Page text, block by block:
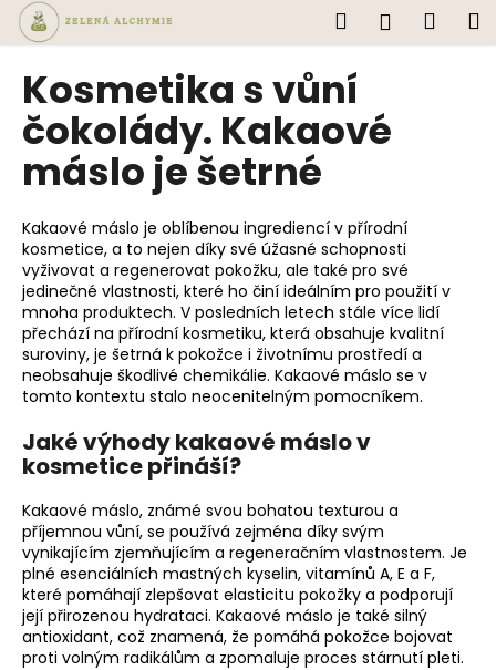
Přejít
obsah
Hledat
Kosmetika s vůní
čokolády. Kakaové
máslo je šetrné
Kakaové máslo je oblíbenou ingrediencí v přírodní
kosmetice, a to nejen díky své úžasné schopnosti
vyživovat a regenerovat pokožku, ale také pro své
jedinečné vlastnosti, které ho činí ideálním pro použití v
mnoha produktech. V posledních letech stále více lidí
přechází na přírodní kosmetiku, která obsahuje kvalitní
suroviny, je šetrná k pokožce i životnímu prostředí a
neobsahuje škodlivé chemikálie. Kakaové máslo se v
tomto kontextu stalo neocenitelným pomocníkem.
Jaké výhody kakaové máslo v
kosmetice přináší?
Kakaové máslo, známé svou bohatou texturou a
příjemnou vůní, se používá zejména díky svým
vynikajícím zjemňujícím a regeneračním vlastnostem. Je
plné esenciálních mastných kyselin, vitamínů A, E a F,
které pomáhají zlepšovat elasticitu pokožky a podporují
její přirozenou hydrataci. Kakaové máslo je také silný
antioxidant, což znamená, že pomáhá pokožce bojovat
proti volným radikálům a zpomaluje proces stárnutí pleti.
o
C
o
p
t
ř
e
b
u
j
e
t
e
n
a
j
í
t
?